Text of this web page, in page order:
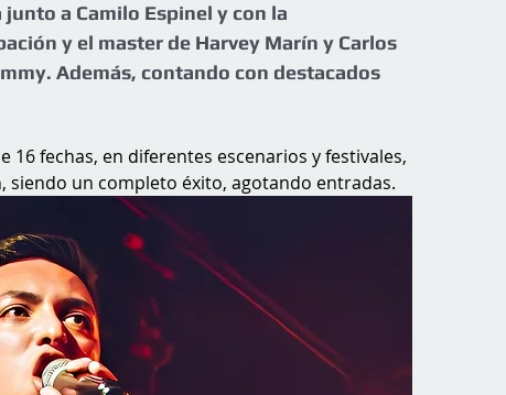
a Camilo Espinel y con la
y el master de Harvey Marín y Carlos
Además, contando con destacados
16 fechas, en diferentes escenarios y festivales,
siendo un completo éxito, agotando entradas.